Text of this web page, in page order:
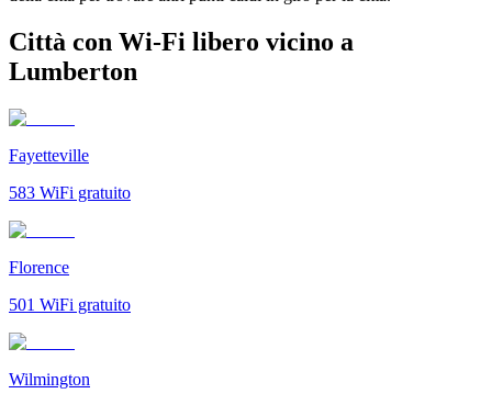
Città con Wi-Fi libero vicino a
Lumberton
Fayetteville
583 WiFi gratuito
Florence
501 WiFi gratuito
Wilmington